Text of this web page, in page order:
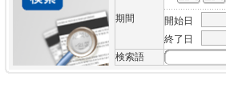
期間
開始日
終了日
検索語